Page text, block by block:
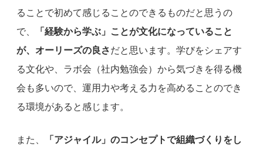
ることで初めて感じることのできるものだと思うの
で、
「経験から学ぶ」ことが文化になっていること
が、オーリーズの良さだと思います。学びをシェアす
る文化や、ラボ会（社内勉強会）から気づきを得る機
会も多いので、運用力や考える力を高めることのでき
る環境があると感じます。
また、
「アジャイル」のコンセプトで組織づくりをし